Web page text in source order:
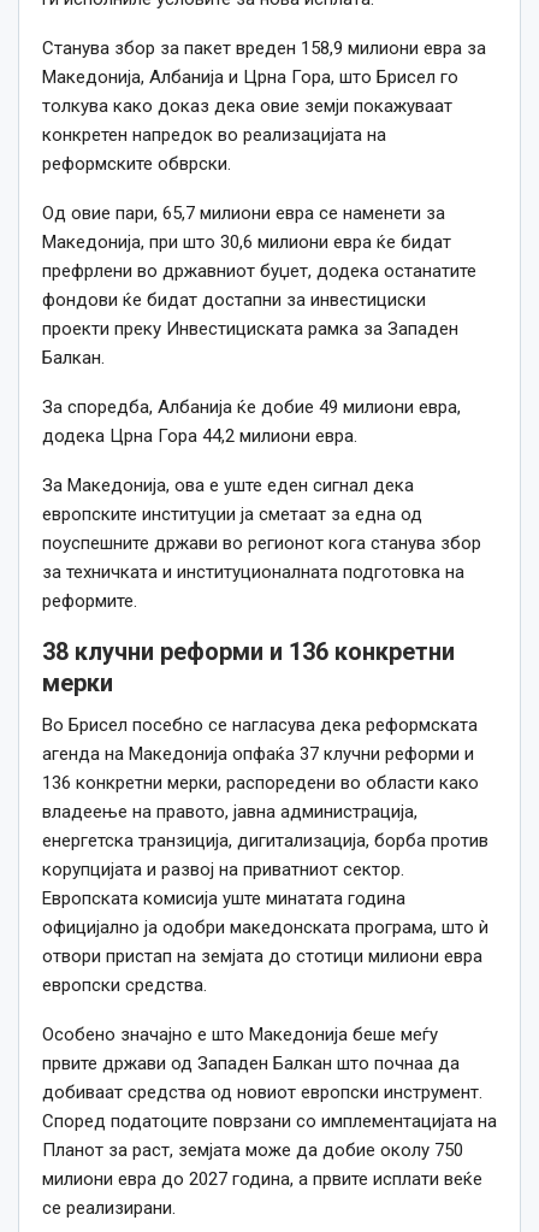
Станува збор за пакет вреден 158,9 милиони евра за
Македонија, Албанија и Црна Гора, што Брисел го
толкува како доказ дека овие земји покажуваат
конкретен напредок во реализацијата на
реформските обврски.
Од овие пари, 65,7 милиони евра се наменети за
Македонија, при што 30,6 милиони евра ќе бидат
префрлени во државниот буџет, додека останатите
фондови ќе бидат достапни за инвестициски
проекти преку Инвестициската рамка за Западен
Балкан.
За споредба, Албанија ќе добие 49 милиони евра,
додека Црна Гора 44,2 милиони евра.
За Македонија, ова е уште еден сигнал дека
европските институции ја сметаат за една од
поуспешните држави во регионот кога станува збор
за техничката и институционалната подготовка на
реформите.
38 клучни реформи и 136 конкретни
мерки
Во Брисел посебно се нагласува дека реформската
агенда на Македонија опфаќа 37 клучни реформи и
136 конкретни мерки, распоредени во области како
владеење на правото, јавна администрација,
енергетска транзиција, дигитализација, борба против
корупцијата и развој на приватниот сектор.
Европската комисија уште минатата година
официјално ја одобри македонската програма, што ѝ
отвори пристап на земјата до стотици милиони евра
европски средства.
Особено значајно е што Македонија беше меѓу
првите држави од Западен Балкан што почнаа да
добиваат средства од новиот европски инструмент.
Според податоците поврзани со имплементацијата на
Планот за раст, земјата може да добие околу 750
милиони евра до 2027 година, а првите исплати веќе
се реализирани.